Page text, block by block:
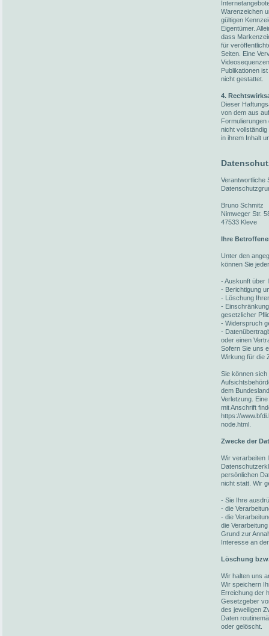
Warenzeichen
gültigen
Eigentümer.
dass
für
Seiten. Eine
Publikationen
nicht gestattet.
4.
Dieser
von dem aus
nicht
in ihrem Inhalt
Verantwortliche
Bruno Schmitz
Nimweger Str.
47533 Kleve
Ihre
Unter den
können Sie
- Auskunft über
- Berichtigung
- Löschung
-
gesetzlicher
- Widerspruch
-
oder einen
Sofern Sie uns
Wirkung für die
Sie können
dem
Verletzung.
mit Anschrift
https://
node.html.
Zwecke der
Wir verarbeiten
persönlichen
nicht statt. Wir
- Sie Ihre
- die
- die
die
Grund zur
Interesse an
Löschung
Wir halten uns
Wir speichern
Erreichung der
Gesetzgeber
des jeweiligen
Daten
oder gelöscht.